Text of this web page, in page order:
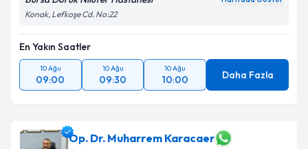
Konak, Lefkoşe Cd. No:22
En Yakın Saatler
10 Ağu
09:00
10 Ağu
09:30
10 Ağu
10:00 Daha Fazla
Op. Dr. Muharrem Karacaer